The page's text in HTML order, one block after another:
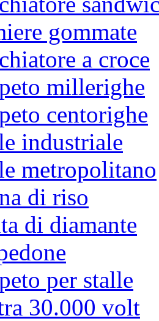
gommate
a croce
millerighe
centorighe
industriale
metropolitano
di riso
di diamante
per stalle
30.000 volt